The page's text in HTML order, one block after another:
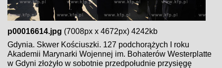
p00016614.jpg (7008px x 4672px) 4242kb
Gdynia. Skwer Kościuszki. 127 podchorążych I roku
Akademii Marynarki Wojennej im. Bohaterów Westerplatte
w Gdyni złożyło w sobotnie przedpołudnie przysięgę